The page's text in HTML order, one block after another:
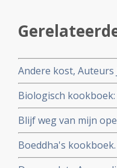
Andere kost, Auteurs
duurzamer
Biologisch
Auteurs Iris van de
Blijf weg van mijn
om gewicht te
Boeddha's